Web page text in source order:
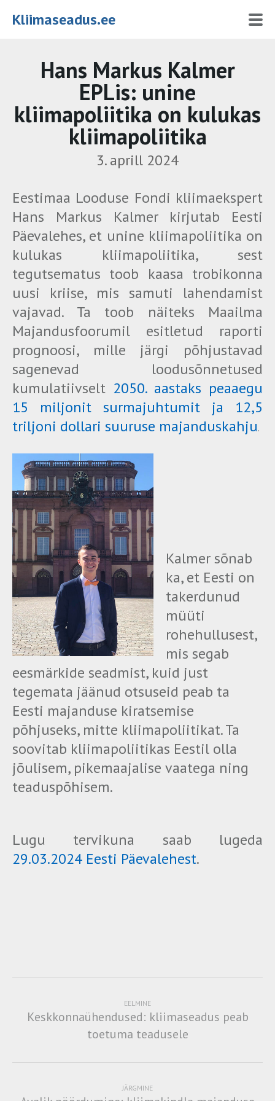
Kliimaseadus.ee
Hans Markus Kalmer
EPLis: unine
kliimapoliitika on kulukas
kliimapoliitika
3. aprill 2024
Eestimaa Looduse Fondi kliimaekspert
Hans Markus Kalmer kirjutab Eesti
Päevalehes, et unine kliimapoliitika on
kulukas kliimapoliitika, sest
tegutsematus toob kaasa trobikonna
uusi kriise, mis samuti lahendamist
vajavad. Ta toob näiteks Maailma
Majandusfoorumil esitletud raporti
prognoosi, mille järgi põhjustavad
sagenevad loodusõnnetused
kumulatiivselt 2050. aastaks peaaegu
15 miljonit surmajuhtumit ja 12,5
triljoni dollari suuruse majanduskahju.
Kalmer sõnab
ka, et Eesti on
takerdunud
müüti
rohehullusest,
mis segab
eesmärkide seadmist, kuid just
tegemata jäänud otsuseid peab ta
Eesti majanduse kiratsemise
põhjuseks, mitte kliimapoliitikat. Ta
soovitab kliimapoliitikas Eestil olla
jõulisem, pikemaajalise vaatega ning
teaduspõhisem.
Lugu tervikuna saab lugeda
29.03.2024 Eesti Päevalehest.
EELMINE
Keskkonnaühendused: kliimaseadus peab
toetuma teadusele
JÄRGMINE